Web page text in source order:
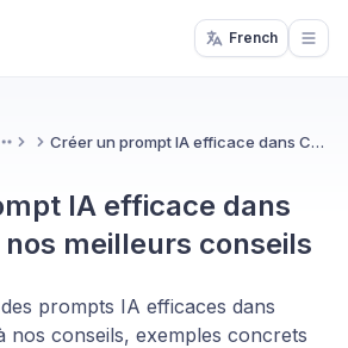
French
More Créer un prompt IA efficace dans CrocoClick : nos meilleurs conseils
IA efficace dans
meilleurs conseils
prompts IA efficaces dans
nos conseils, exemples concrets